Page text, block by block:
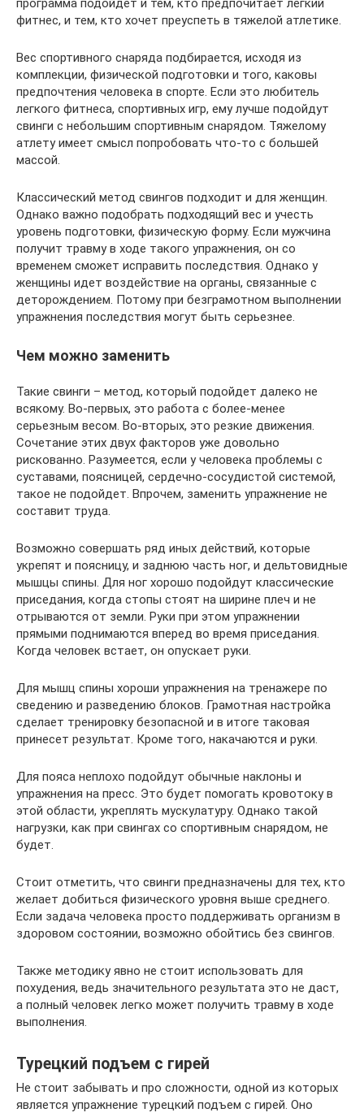
программа подойдет и тем, кто предпочитает легкий
фитнес, и тем, кто хочет преуспеть в тяжелой атлетике.
Вес спортивного снаряда подбирается, исходя из
комплекции, физической подготовки и того, каковы
предпочтения человека в спорте. Если это любитель
легкого фитнеса, спортивных игр, ему лучше подойдут
свинги с небольшим спортивным снарядом. Тяжелому
атлету имеет смысл попробовать что-то с большей
массой.
Классический метод свингов подходит и для женщин.
Однако важно подобрать подходящий вес и учесть
уровень подготовки, физическую форму. Если мужчина
получит травму в ходе такого упражнения, он со
временем сможет исправить последствия. Однако у
женщины идет воздействие на органы, связанные с
деторождением. Потому при безграмотном выполнении
упражнения последствия могут быть серьезнее.
Чем можно заменить
Такие свинги – метод, который подойдет далеко не
всякому. Во-первых, это работа с более-менее
серьезным весом. Во-вторых, это резкие движения.
Сочетание этих двух факторов уже довольно
рискованно. Разумеется, если у человека проблемы с
суставами, поясницей, сердечно-сосудистой системой,
такое не подойдет. Впрочем, заменить упражнение не
составит труда.
Возможно совершать ряд иных действий, которые
укрепят и поясницу, и заднюю часть ног, и дельтовидные
мышцы спины. Для ног хорошо подойдут классические
приседания, когда стопы стоят на ширине плеч и не
отрываются от земли. Руки при этом упражнении
прямыми поднимаются вперед во время приседания.
Когда человек встает, он опускает руки.
Для мышц спины хороши упражнения на тренажере по
сведению и разведению блоков. Грамотная настройка
сделает тренировку безопасной и в итоге таковая
принесет результат. Кроме того, накачаются и руки.
Для пояса неплохо подойдут обычные наклоны и
упражнения на пресс. Это будет помогать кровотоку в
этой области, укреплять мускулатуру. Однако такой
нагрузки, как при свингах со спортивным снарядом, не
будет.
Стоит отметить, что свинги предназначены для тех, кто
желает добиться физического уровня выше среднего.
Если задача человека просто поддерживать организм в
здоровом состоянии, возможно обойтись без свингов.
Также методику явно не стоит использовать для
похудения, ведь значительного результата это не даст,
а полный человек легко может получить травму в ходе
выполнения.
Турецкий подъем с гирей
Не стоит забывать и про сложности, одной из которых
является упражнение турецкий подъем с гирей. Оно